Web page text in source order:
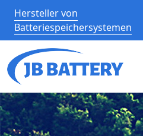
Hersteller von
Batteriespeichersystemen